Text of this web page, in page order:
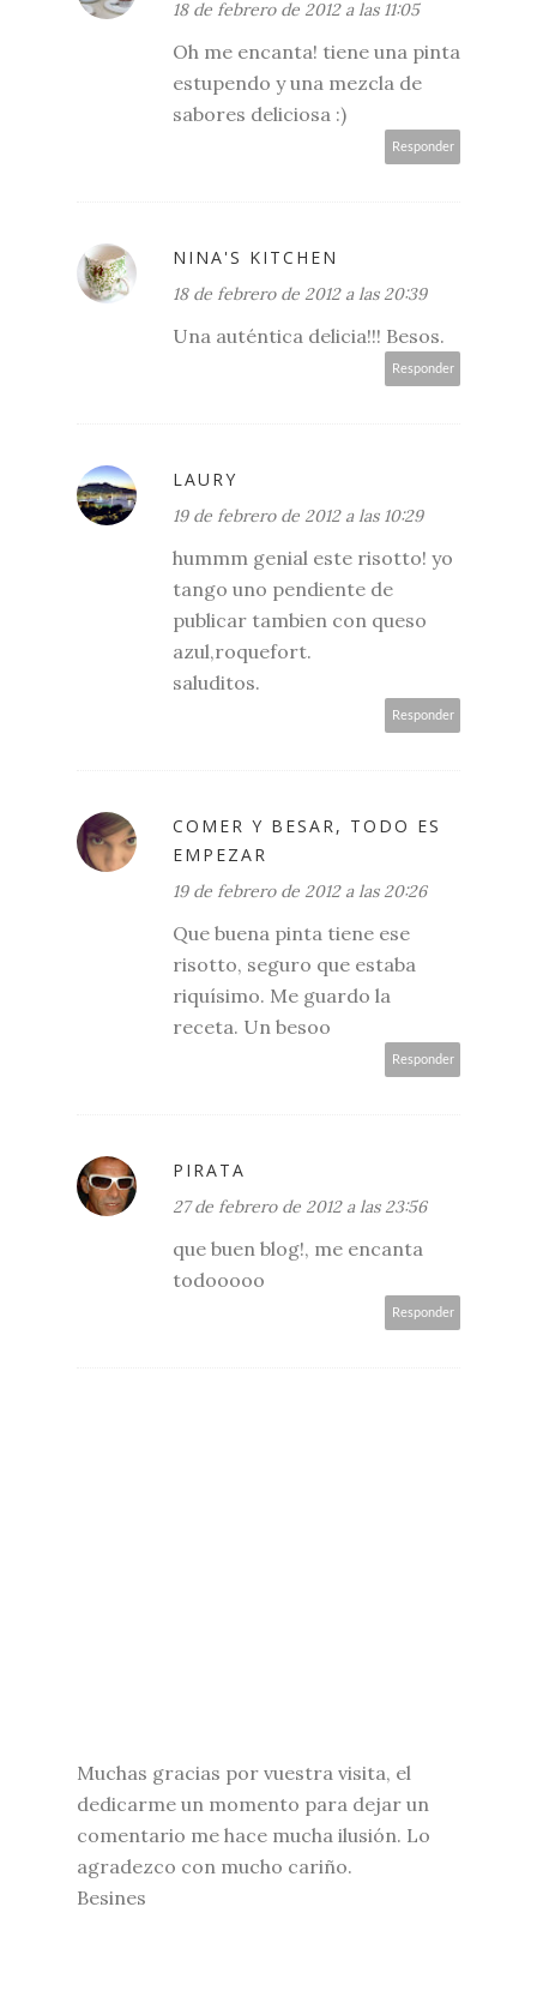
18 de febrero de 2012 a las 11:05
Oh me encanta! tiene una pinta
estupendo y una mezcla de
sabores deliciosa :)
Responder
NINA'S KITCHEN
18 de febrero de 2012 a las 20:39
Una auténtica delicia!!! Besos.
Responder
LAURY
19 de febrero de 2012 a las 10:29
hummm genial este risotto! yo
tango uno pendiente de
publicar tambien con queso
azul,roquefort.
saluditos.
Responder
COMER Y BESAR, TODO ES
EMPEZAR
19 de febrero de 2012 a las 20:26
Que buena pinta tiene ese
risotto, seguro que estaba
riquísimo. Me guardo la
receta. Un besoo
Responder
PIRATA
27 de febrero de 2012 a las 23:56
que buen blog!, me encanta
todooooo
Responder
Muchas gracias por vuestra visita, el
dedicarme un momento para dejar un
comentario me hace mucha ilusión. Lo
agradezco con mucho cariño.
Besines